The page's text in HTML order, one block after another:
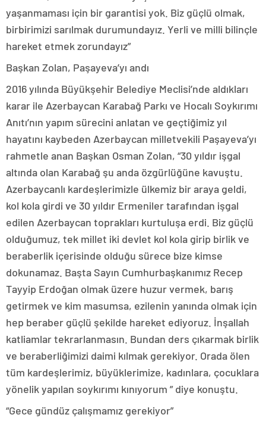
yaşanmaması için bir garantisi yok. Biz güçlü olmak,
birbirimizi sarılmak durumundayız. Yerli ve milli bilinçle
hareket etmek zorundayız”
Başkan Zolan, Paşayeva’yı andı
2016 yılında Büyükşehir Belediye Meclisi’nde aldıkları
karar ile Azerbaycan Karabağ Parkı ve Hocalı Soykırımı
Anıtı’nın yapım sürecini anlatan ve geçtiğimiz yıl
hayatını kaybeden Azerbaycan milletvekili Paşayeva’yı
rahmetle anan Başkan Osman Zolan, “30 yıldır işgal
altında olan Karabağ şu anda özgürlüğüne kavuştu.
Azerbaycanlı kardeşlerimizle ülkemiz bir araya geldi,
kol kola girdi ve 30 yıldır Ermeniler tarafından işgal
edilen Azerbaycan toprakları kurtuluşa erdi. Biz güçlü
olduğumuz, tek millet iki devlet kol kola girip birlik ve
beraberlik içerisinde olduğu sürece bize kimse
dokunamaz. Başta Sayın Cumhurbaşkanımız Recep
Tayyip Erdoğan olmak üzere huzur vermek, barış
getirmek ve kim masumsa, ezilenin yanında olmak için
hep beraber güçlü şekilde hareket ediyoruz. İnşallah
katliamlar tekrarlanmasın. Bundan ders çıkarmak birlik
ve beraberliğimizi daimi kılmak gerekiyor. Orada ölen
tüm kardeşlerimiz, büyüklerimize, kadınlara, çocuklara
yönelik yapılan soykırımı kınıyorum ” diye konuştu.
“Gece gündüz çalışmamız gerekiyor”